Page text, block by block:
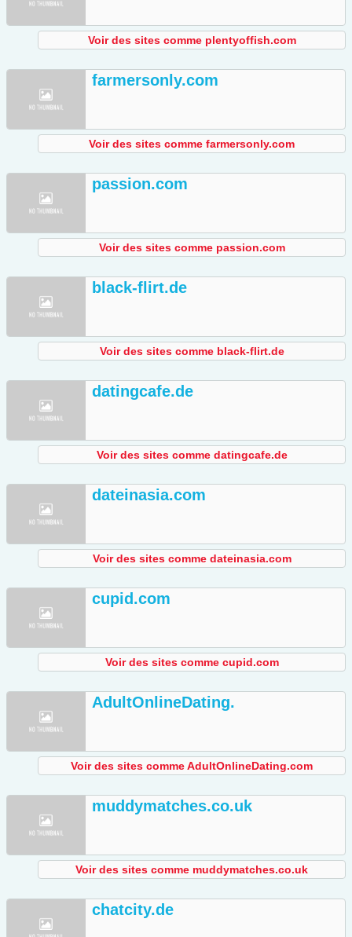
Voir des sites comme plentyoffish.com
farmersonly.com
Voir des sites comme farmersonly.com
passion.com
Voir des sites comme passion.com
black-flirt.de
Voir des sites comme black-flirt.de
datingcafe.de
Voir des sites comme datingcafe.de
dateinasia.com
Voir des sites comme dateinasia.com
cupid.com
Voir des sites comme cupid.com
AdultOnlineDating.
Voir des sites comme AdultOnlineDating.com
muddymatches.co.uk
Voir des sites comme muddymatches.co.uk
chatcity.de